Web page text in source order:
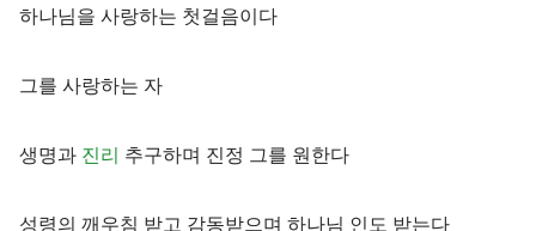
하나님을 사랑하는 첫걸음이다
그를 사랑하는 자
생명과 진리 추구하며 진정 그를 원한다
성령의 깨우침 받고 감동받으며 하나님 인도 받는다